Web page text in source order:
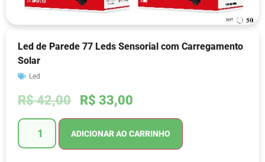
Led de Parede 77 Leds Sensorial com Carregamento
Solar
Led
R$42,00 R$ 33,00
ADICIONAR AO CARRINHO